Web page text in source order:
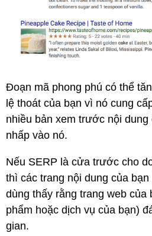
Đoạn mã phong phú có thể
lệ thoát của bạn vì nó cung
nhiều bản xem trước nội
nhấp vào nó.
Nếu SERP là cửa trước cho
thì các trang nội dung của
dùng thấy rằng trang web của
phẩm hoặc dịch vụ của bạn)
gian.